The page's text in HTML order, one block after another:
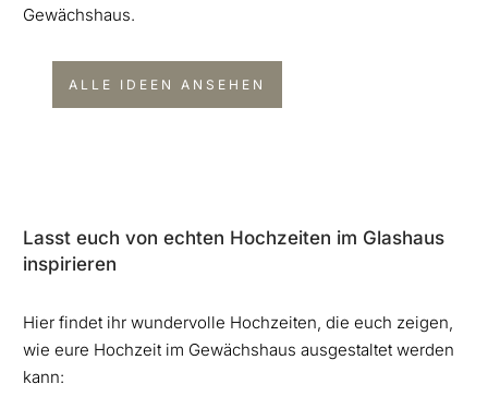
Gewächshaus.
ALLE IDEEN ANSEHEN
Lasst euch von echten Hochzeiten im Glashaus
inspirieren
Hier findet ihr wundervolle Hochzeiten, die euch zeigen,
wie eure Hochzeit im Gewächshaus ausgestaltet werden
kann: